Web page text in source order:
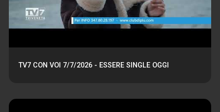
TV7 CON VOI 7/7/2026 - ESSERE SINGLE OGGI